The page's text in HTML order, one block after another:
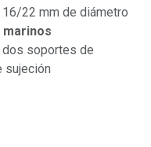
22 mm de diámetro
marinos
dos soportes de
sujeción